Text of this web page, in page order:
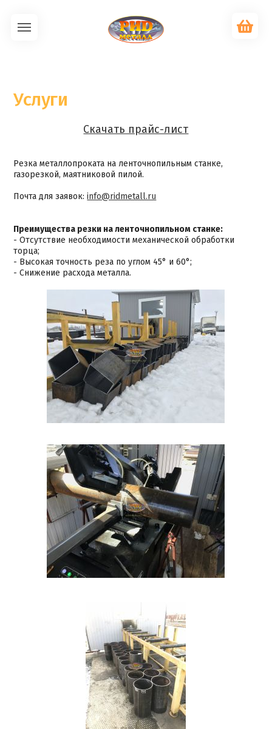
Услуги
Скачать прайс-лист
Резка металлопроката на ленточнопильным станке,
газорезкой, маятниковой пилой.
Почта для заявок:info@ridmetall.ru
Преимущества резки на ленточнопильном станке:
- Отсутствие необходимости механической обработки
торца;
- Высокая точность реза по углом 45° и 60°;
- Снижение расхода металла.